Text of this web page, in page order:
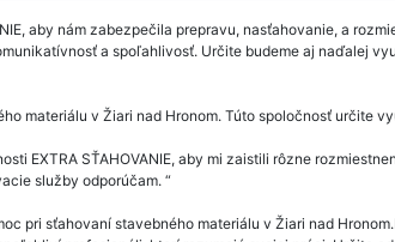
aby nám zabezpečila prepravu, nasťahovanie, a
a spoľahlivosť. Určite budeme aj naďalej
materiálu v Žiari nad Hronom. Túto spoločnosť určite
EXTRA SŤAHOVANIE, aby mi zaistili rôzne
služby odporúčam.
pri sťahovaní stavebného materiálu v Žiari nad